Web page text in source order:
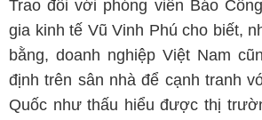
Trao đổi với phóng viên Báo
gia kinh tế Vũ Vinh Phú cho biết,
bằng, doanh nghiệp Việt Nam
định trên sân nhà để cạnh tranh
Quốc như thấu hiểu được thị